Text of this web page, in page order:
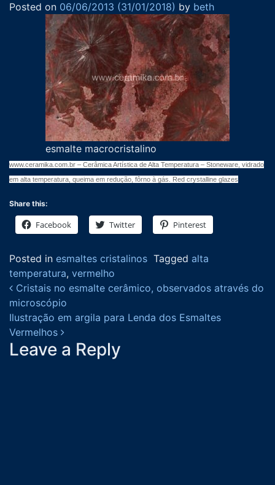
Posted on 06/06/2013 (31/01/2018) by beth
esmalte macrocristalino
www.ceramika.com.br – Cerâmica Artística de Alta Temperatura – Stoneware, vidrado
em alta temperatura, queima em redução, fôrno à gás. Red crystalline glazes
Share this:
Facebook Twitter Pinterest
Posted in esmaltes cristalinos Tagged alta
temperatura, vermelho
Post navigation
Cristais no esmalte cerâmico, observados através do
microscópio
Ilustração em argila para Lenda dos Esmaltes
Vermelhos
Leave a Reply